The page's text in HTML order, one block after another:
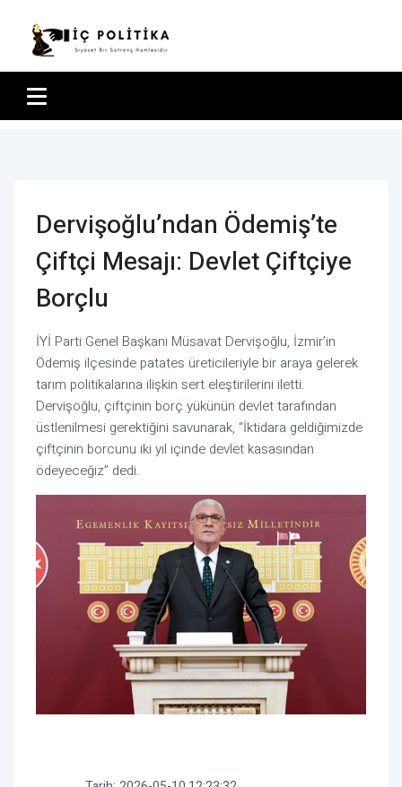
Dervişoğlu’ndan Ödemiş’te
Çiftçi Mesajı: Devlet Çiftçiye
Borçlu
İYİ Parti Genel Başkanı Müsavat Dervişoğlu, İzmir’in
Ödemiş ilçesinde patates üreticileriyle bir araya gelerek
tarım politikalarına ilişkin sert eleştirilerini iletti.
Dervişoğlu, çiftçinin borç yükünün devlet tarafından
üstlenilmesi gerektiğini savunarak, “İktidara geldiğimizde
çiftçinin borcunu iki yıl içinde devlet kasasından
ödeyeceğiz” dedi.